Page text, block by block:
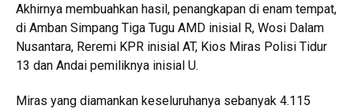
Akhirnya membuahkan hasil, penangkapan di enam tempat,
di Amban Simpang Tiga Tugu AMD inisial R, Wosi Dalam
Nusantara, Reremi KPR inisial AT, Kios Miras Polisi Tidur
13 dan Andai pemiliknya inisial U.
Miras yang diamankan keseluruhanya sebanyak 4.115